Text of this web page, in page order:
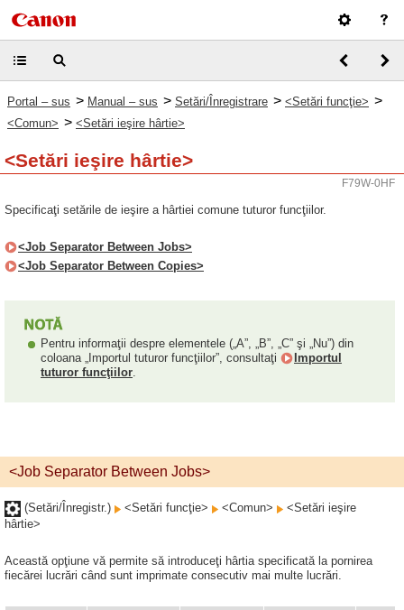
Portal – sus > Manual – sus > Setări/Înregistrare > <Setări funcţie> >
<Comun> > <Setări ieşire hârtie>
<Setări ieşire hârtie>
F79W-0HF
Specificaţi setările de ieşire a hârtiei comune tuturor funcţiilor.
<Job Separator Between Jobs>
<Job Separator Between Copies>
Pentru informaţii despre elementele („A”, „B”, „C” şi „Nu”) din
coloana „Importul tuturor funcţiilor”, consultaţi
Importul
tuturor funcţiilor.
<Job Separator Between Jobs>
(Setări/Înregistr.) <Setări funcţie> <Comun>
<Setări ieşire
hârtie>
Această opţiune vă permite să introduceţi hârtia specificată la pornirea
fiecărei lucrări când sunt imprimate consecutiv mai multe lucrări.